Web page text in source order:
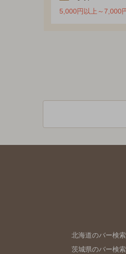
5,000円以上～7,000
北海道のバー検索
茨城県のバー検索